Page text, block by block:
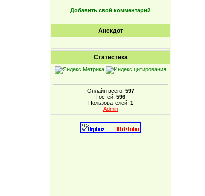
Добавить свой комментарий
Анекдот
Статистика
Онлайн всего: 597
Гостей: 596
Пользователей: 1
Admin